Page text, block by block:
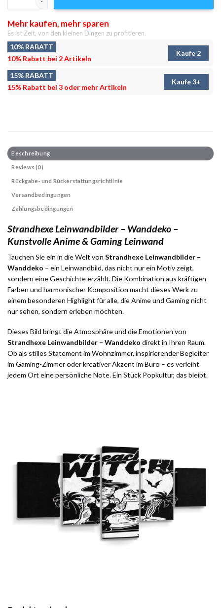
Mehr kaufen, mehr sparen
Es ist Zeit, von den kleinen Dingen zu profitieren.
10% RABATT
10% Rabatt bei 2 Artikeln
Kaufe 2
15% RABATT
15% Rabatt bei 3 oder mehr Artikeln
Kaufe 3+
Beschreibung
Reviews (0)
Rückgabe- und Rückerstattungsrichtlinie
Versandbedingungen
Zahlungsbedingungen
Strandhexe Leinwandbilder – Wanddeko –
Kunstvolle Anime & Gaming Leinwand
Tauchen Sie ein in die Welt von Strandhexe Leinwandbilder –
Wanddeko – ein Leinwandbild, das nicht nur ein Motiv zeigt,
sondern eine Geschichte erzählt. Die Kombination aus kräftigen
Farben und harmonischer Komposition macht dieses Werk zu
einem besonderen Highlight für alle, die Anime und Gaming nicht
nur sehen, sondern erleben möchten.
Dieses Bild bringt die Atmosphäre und die Emotionen von
Strandhexe Leinwandbilder – Wanddeko direkt in Ihren Raum.
Ob als stilles Statement im Wohnzimmer, inspirierender Begleiter
im Gaming-Zimmer oder kreativer Akzent im Büro – es verleiht
jedem Ort eine persönliche Note. Ein Stück Popkultur, das bleibt.